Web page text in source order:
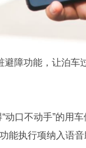
避障功能，让泊车
口不动手”的用
能执行项纳入语